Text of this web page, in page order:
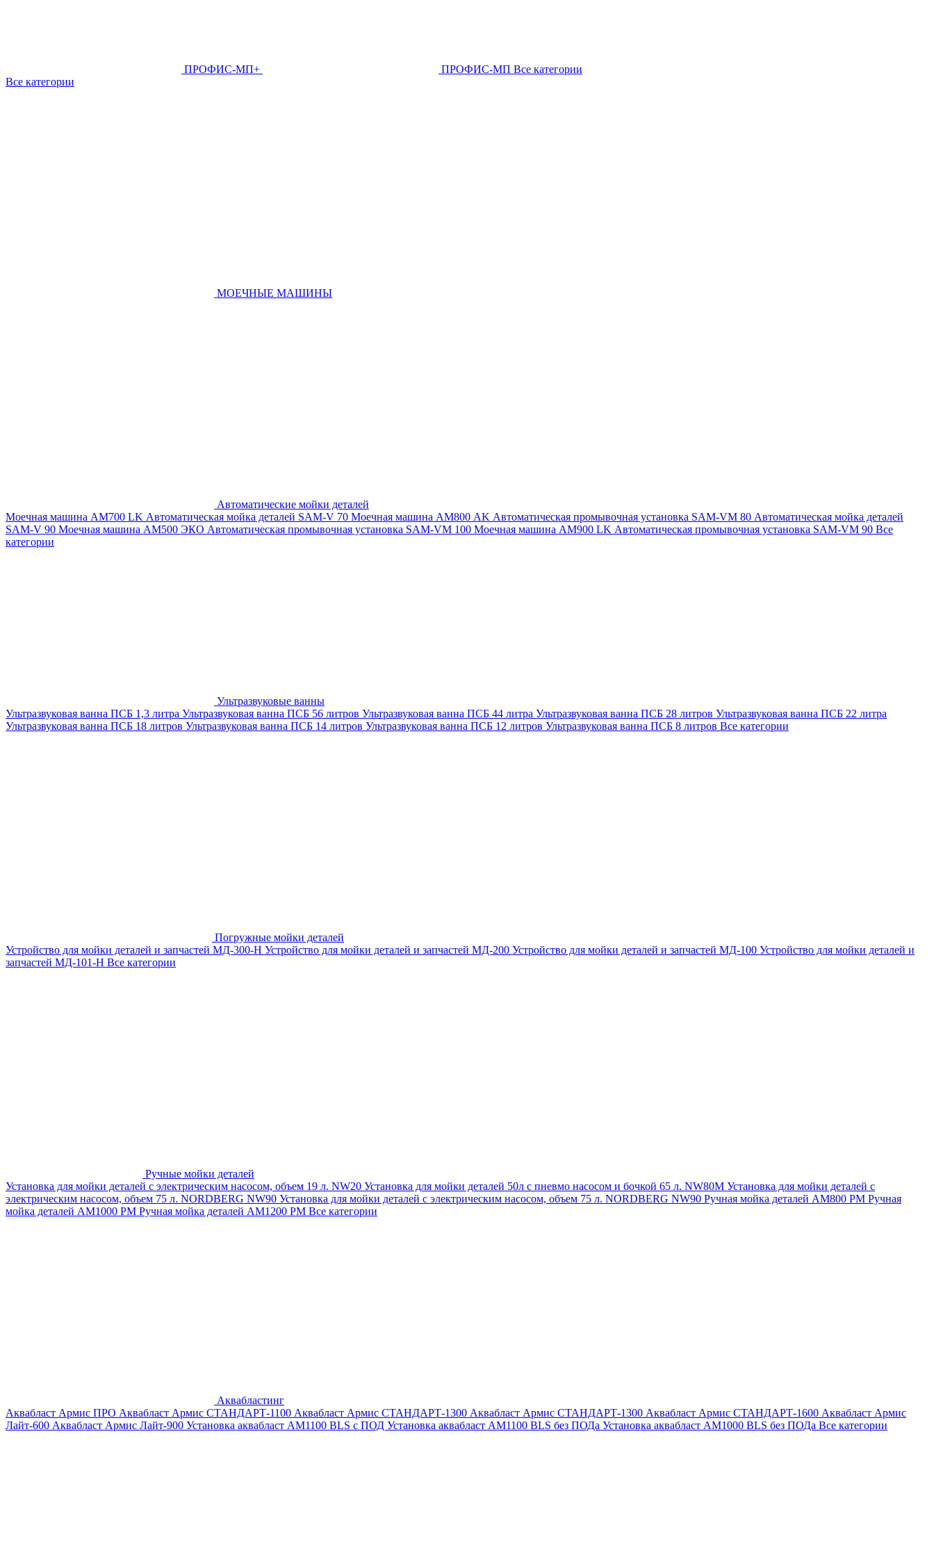
ПРОФИС-МП+ ПРОФИС-МП Все категории
Все категории
МОЕЧНЫЕ МАШИНЫ
Автоматические мойки деталей
Моечная машина AM700 LK Автоматическая мойка деталей SAM-V 70 Моечная машина АМ800 AK Автоматическая промывочная установка SAM-VM 80 Автоматическая мойка деталей
SAM-V 90 Моечная машина АМ500 ЭКО Автоматическая промывочная установка SAM-VM 100 Моечная машина AM900 LK Автоматическая промывочная установка SAM-VM 90 Все
категории
Ультразвуковые ванны
Ультразвуковая ванна ПСБ 1,3 литра Ультразвуковая ванна ПСБ 56 литров Ультразвуковая ванна ПСБ 44 литра Ультразвуковая ванна ПСБ 28 литров Ультразвуковая ванна ПСБ 22 литра
Ультразвуковая ванна ПСБ 18 литров Ультразвуковая ванна ПСБ 14 литров Ультразвуковая ванна ПСБ 12 литров Ультразвуковая ванна ПСБ 8 литров Все категории
Погружные мойки деталей
Устройство для мойки деталей и запчастей МД-300-H Устройство для мойки деталей и запчастей МД-200 Устройство для мойки деталей и запчастей МД-100 Устройство для мойки деталей и
запчастей МД-101-Н Все категории
Ручные мойки деталей
Установка для мойки деталей с электрическим насосом, объем 19 л. NW20 Установка для мойки деталей 50л с пневмо насосом и бочкой 65 л. NW80M Установка для мойки деталей с
электрическим насосом, объем 75 л. NORDBERG NW90 Установка для мойки деталей с электрическим насосом, объем 75 л. NORDBERG NW90 Ручная мойка деталей АМ800 РМ Ручная
мойка деталей АМ1000 РМ Ручная мойка деталей АМ1200 РМ Все категории
Аквабластинг
Аквабласт Армис ПРО Аквабласт Армис СТАНДАРТ-1100 Аквабласт Армис СТАНДАРТ-1300 Аквабласт Армис СТАНДАРТ-1300 Аквабласт Армис СТАНДАРТ-1600 Аквабласт Армис
Лайт-600 Аквабласт Армис Лайт-900 Установка аквабласт AM1100 BLS с ПОД Установка аквабласт AM1100 BLS без ПОДа Установка аквабласт AM1000 BLS без ПОДа Все категории